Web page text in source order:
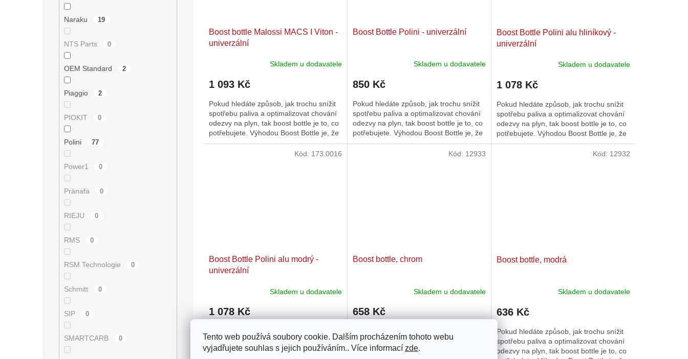
Tento web používá soubory cookie. Dalším procházením tohoto webu
vyjadřujete souhlas s jejich používáním.. Více informací zde.
Naraku 19
NTS Parts 0
OEM Standard 2
Piaggio 2
PIOKIT 0
Polini 77
Power1 0
Pränafa 0
RIEJU 0
RMS 0
RSM Technologie 0
Schmitt 0
SIP 0
SMARTCARB 0
Boost bottle Malossi MACS I Viton -
univerzální
Skladem u dodavatele
1 093 Kč
Pokud hledáte způsob, jak trochu snížit
spotřebu paliva a optimalizovat chování
odezvy na plyn, tak boost bottle je to, co
potřebujete. Výhodou Boost Bottle je, že
směs již není...
Boost Bottle Polini - univerzální
Skladem u dodavatele
850 Kč
Pokud hledáte způsob, jak trochu snížit
spotřebu paliva a optimalizovat chování
odezvy na plyn, tak boost bottle je to, co
potřebujete. Výhodou Boost Bottle je, že
směs již není...
Boost Bottle Polini alu hliníkový -
univerzální
Skladem u dodavatele
1 078 Kč
Pokud hledáte způsob, jak trochu snížit
spotřebu paliva a optimalizovat chování
odezvy na plyn, tak boost bottle je to, co
potřebujete. Výhodou Boost Bottle je, že
směs již není...
Boost Bottle Polini alu modrý -
univerzální
Skladem u dodavatele
1 078 Kč
spotřebu paliva a optimalizovat chování
odezvy na plyn, tak boost bottle je to, co
Kód: 173.0016
Boost bottle, chrom
Skladem u dodavatele
658 Kč
spotřebu paliva a optimalizovat chování
odezvy na plyn, tak boost bottle je to, co
Kód: 12933
Boost bottle, modrá
Skladem u dodavatele
636 Kč
Pokud hledáte způsob, jak trochu snížit
spotřebu paliva a optimalizovat chování
odezvy na plyn, tak boost bottle je to, co
Kód: 12932